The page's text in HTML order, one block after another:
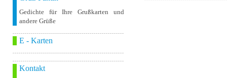
Gedichte für Ihre Grußkarten und
andere Grüße
E - Karten
Kontakt